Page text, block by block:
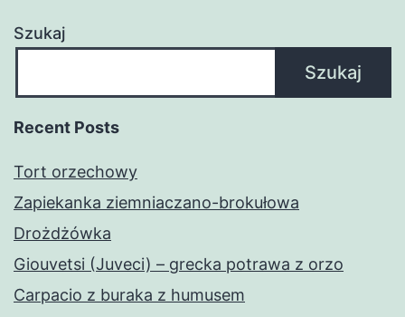
Szukaj
Szukaj
Recent Posts
Tort orzechowy
Zapiekanka ziemniaczano-brokułowa
Drożdżówka
Giouvetsi (Juveci) – grecka potrawa z orzo
Carpacio z buraka z humusem